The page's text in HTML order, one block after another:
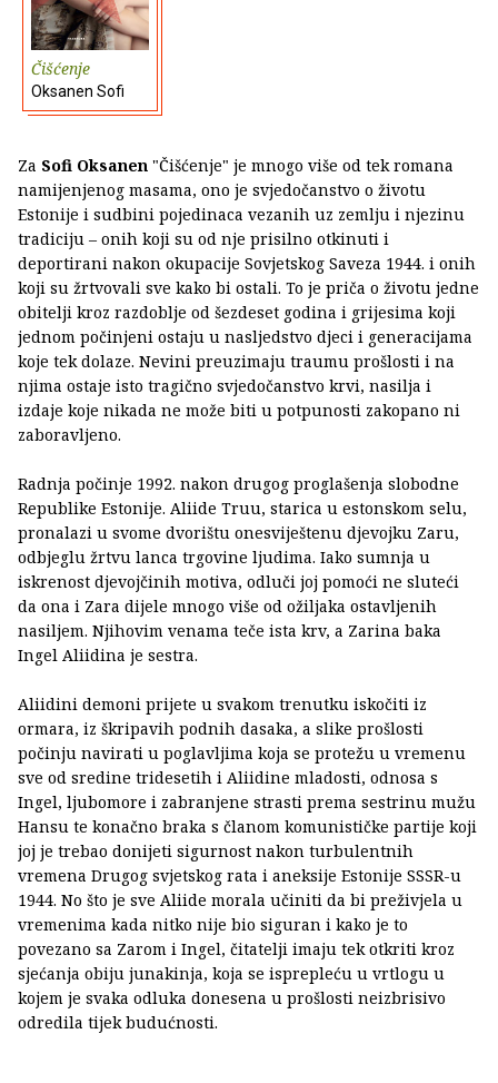
Čišćenje
Oksanen Sofi
Za Sofi Oksanen "Čišćenje" je mnogo više od tek romana
namijenjenog masama, ono je svjedočanstvo o životu
Estonije i sudbini pojedinaca vezanih uz zemlju i njezinu
tradiciju – onih koji su od nje prisilno otkinuti i
deportirani nakon okupacije Sovjetskog Saveza 1944. i onih
koji su žrtvovali sve kako bi ostali. To je priča o životu jedne
obitelji kroz razdoblje od šezdeset godina i grijesima koji
jednom počinjeni ostaju u nasljedstvo djeci i generacijama
koje tek dolaze. Nevini preuzimaju traumu prošlosti i na
njima ostaje isto tragično svjedočanstvo krvi, nasilja i
izdaje koje nikada ne može biti u potpunosti zakopano ni
zaboravljeno.
Radnja počinje 1992. nakon drugog proglašenja slobodne
Republike Estonije. Aliide Truu, starica u estonskom selu,
pronalazi u svome dvorištu onesviještenu djevojku Zaru,
odbjeglu žrtvu lanca trgovine ljudima. Iako sumnja u
iskrenost djevojčinih motiva, odluči joj pomoći ne sluteći
da ona i Zara dijele mnogo više od ožiljaka ostavljenih
nasiljem. Njihovim venama teče ista krv, a Zarina baka
Ingel Aliidina je sestra.
Aliidini demoni prijete u svakom trenutku iskočiti iz
ormara, iz škripavih podnih dasaka, a slike prošlosti
počinju navirati u poglavljima koja se protežu u vremenu
sve od sredine tridesetih i Aliidine mladosti, odnosa s
Ingel, ljubomore i zabranjene strasti prema sestrinu mužu
Hansu te konačno braka s članom komunističke partije koji
joj je trebao donijeti sigurnost nakon turbulentnih
vremena Drugog svjetskog rata i aneksije Estonije SSSR-u
1944. No što je sve Aliide morala učiniti da bi preživjela u
vremenima kada nitko nije bio siguran i kako je to
povezano sa Zarom i Ingel, čitatelji imaju tek otkriti kroz
sjećanja obiju junakinja, koja se isprepleću u vrtlogu u
kojem je svaka odluka donesena u prošlosti neizbrisivo
odredila tijek budućnosti.